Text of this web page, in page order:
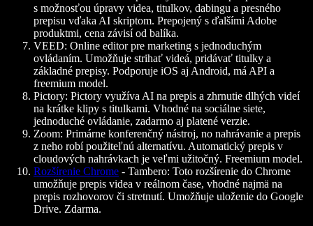
s možnosťou úpravy videa, titulkov, dabingu a presného
prepisu vďaka AI skriptom. Prepojený s ďalšími Adobe
produktmi, cena závisí od balíka.
VEED: Online editor pre marketing s jednoduchým
ovládaním. Umožňuje strihať videá, pridávať titulky a
základné prepisy. Podporuje iOS aj Android, má API a
freemium model.
Pictory: Pictory využíva AI na prepis a zhrnutie dlhých videí
na krátke klipy s titulkami. Vhodné na sociálne siete,
jednoduché ovládanie, zadarmo aj platené verzie.
Zoom: Primárne konferenčný nástroj, no nahrávanie a prepis
z neho robí použiteľnú alternatívu. Automatický prepis v
cloudových nahrávkach je veľmi užitočný. Freemium model.
Rozšírenie Chrome - Tambero: Toto rozšírenie do Chrome
umožňuje prepis videa v reálnom čase, vhodné najmä na
prepis rozhovorov či stretnutí. Umožňuje uloženie do Google
Drive. Zdarma.